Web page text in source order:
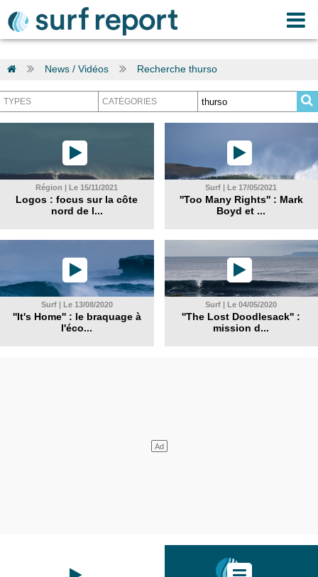
News / Vidéos Recherche thurso
Région | Le 15/11/2021
Logos : focus sur la côte
nord de l...
Surf | Le 17/05/2021
''Too Many Rights'' : Mark
Boyd et ...
Surf | Le 13/08/2020
''It's Home'' : le braquage à
l'éco...
Surf | Le 04/05/2020
''The Lost Doodlesack'' :
mission d...